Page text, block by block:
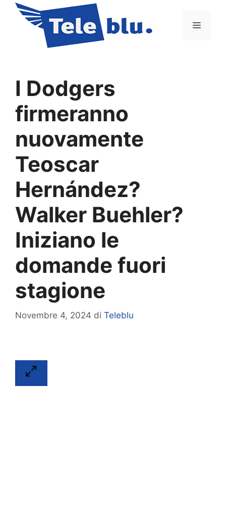
contenuto
Menu
I Dodgers
firmeranno
nuovamente
Teoscar
Hernández?
Walker Buehler?
Iniziano le
domande fuori
stagione
Novembre 4, 2024 di Teleblu